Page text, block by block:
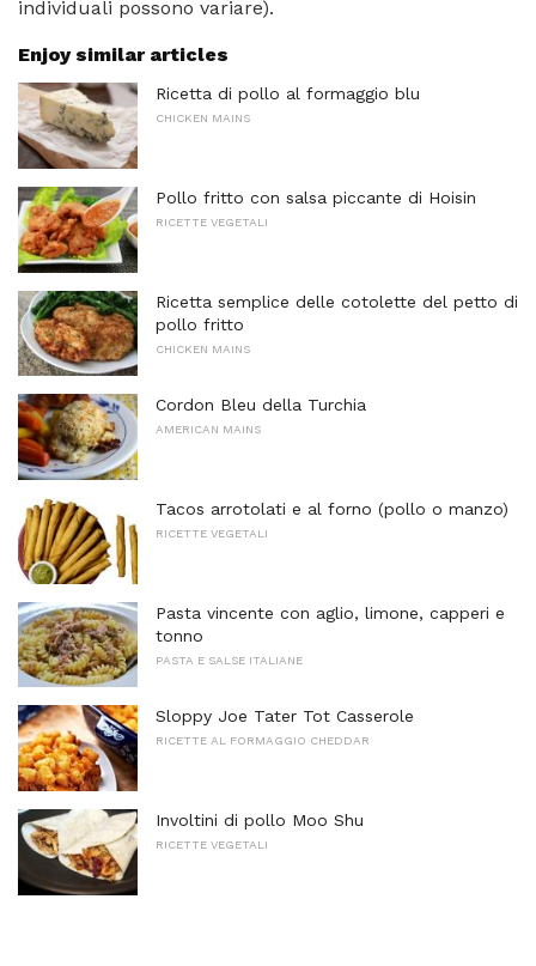
individuali possono variare).
Enjoy similar articles
Ricetta di pollo al formaggio blu
CHICKEN MAINS
Pollo fritto con salsa piccante di Hoisin
RICETTE VEGETALI
Ricetta semplice delle cotolette del petto di
pollo fritto
CHICKEN MAINS
Cordon Bleu della Turchia
AMERICAN MAINS
Tacos arrotolati e al forno (pollo o manzo)
RICETTE VEGETALI
Pasta vincente con aglio, limone, capperi e
tonno
PASTA E SALSE ITALIANE
Sloppy Joe Tater Tot Casserole
RICETTE AL FORMAGGIO CHEDDAR
Involtini di pollo Moo Shu
RICETTE VEGETALI